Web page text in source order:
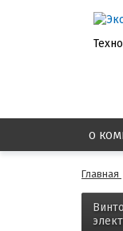
О
Главная